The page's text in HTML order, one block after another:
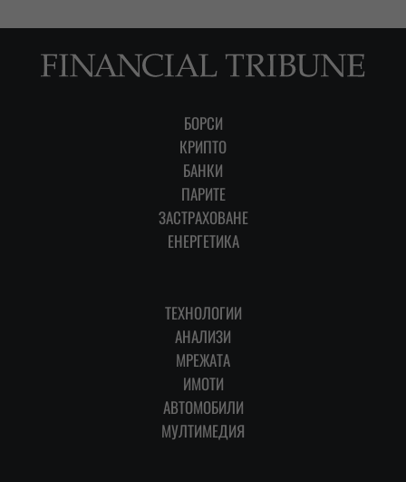
БОРСИ
КРИПТО
БАНКИ
ПАРИТЕ
ЗАСТРАХОВАНЕ
ЕНЕРГЕТИКА
ТЕХНОЛОГИИ
АНАЛИЗИ
МРЕЖАТА
ИМОТИ
АВТОМОБИЛИ
МУЛТИМЕДИЯ